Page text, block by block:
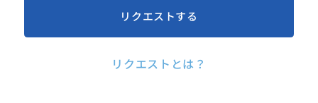
リクエストする
リクエストとは？